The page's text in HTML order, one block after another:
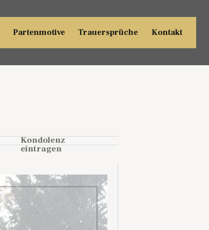
Partenmotive Trauersprüche Kontakt
Kondolenz
eintragen